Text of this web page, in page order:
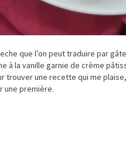
que l’on peut traduire par
à la vanille garnie de crème
trouver une recette qui me
une première.